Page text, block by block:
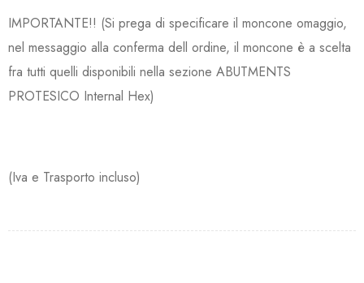
IMPORTANTE!! (Si prega di specificare il moncone omaggio,
nel messaggio alla conferma dell ordine, il moncone è a scelta
fra tutti quelli disponibili nella sezione ABUTMENTS
PROTESICO Internal Hex)
(Iva e Trasporto incluso)